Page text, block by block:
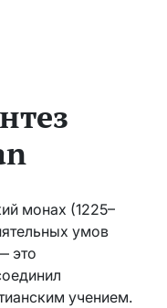
монах (1225–
умов
это
учением.